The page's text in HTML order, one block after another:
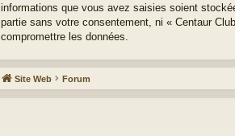
informations que vous avez saisies soient
partie sans votre consentement, ni « Centaur
compromettre les données.
Site Web Forum